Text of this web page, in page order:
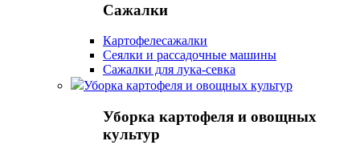
Сажалки
Картофелесажалки
Сеялки и рассадочные машины
Сажалки для лука-севка
Уборка картофеля и овощных культур
Уборка картофеля и овощных
культур